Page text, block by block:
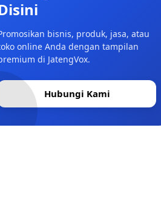
bisnis, produk, jasa, atau
online Anda dengan tampilan
di JatengVox.
Hubungi Kami